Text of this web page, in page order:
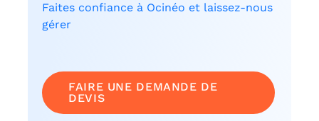
Faites confiance à Ocinéo et laissez-nous
gérer
FAIRE UNE DEMANDE DE
DEVIS